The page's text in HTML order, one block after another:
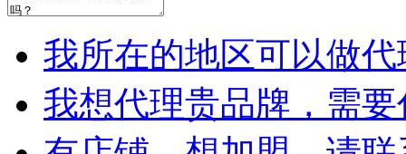
我所在的地区可以做
我想代理贵品牌，需